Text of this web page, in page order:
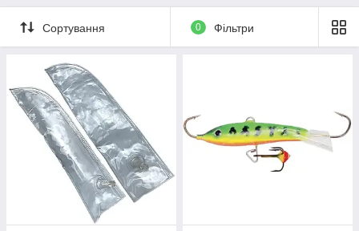
Сортування 0 Фільтри